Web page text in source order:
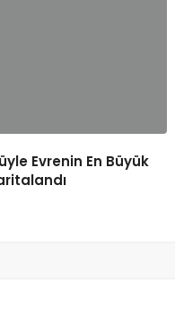
Evrenin En Büyük